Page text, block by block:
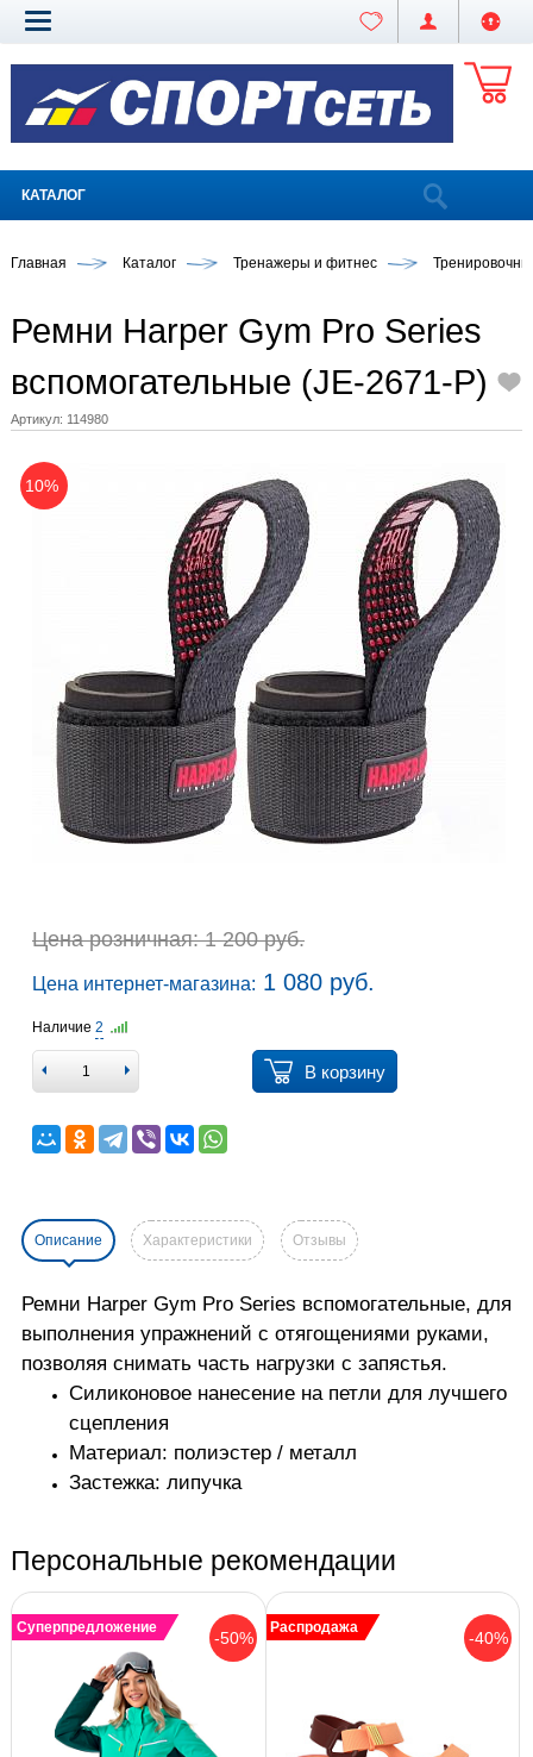
КАТАЛОГ
Главная Каталог Тренажеры и фитнес
Ремни Harper Gym Pro Series
вспомогательные (JE-2671-P)
Артикул: 114980
10%
Цена розничная: 1 200 руб.
Цена интернет-магазина: 1 080 руб.
Наличие 2
В корзину
Описание Характеристики Отзывы
Ремни Harper Gym Pro Series вспомогательные, для
выполнения упражнений с отягощениями руками,
позволяя снимать часть нагрузки с запястья.
Силиконовое нанесение на петли для лучшего
сцепления
Материал: полиэстер / металл
Застежка: липучка
Персональные рекомендации
-50%
Суперпредложение
-40%
Распродажа